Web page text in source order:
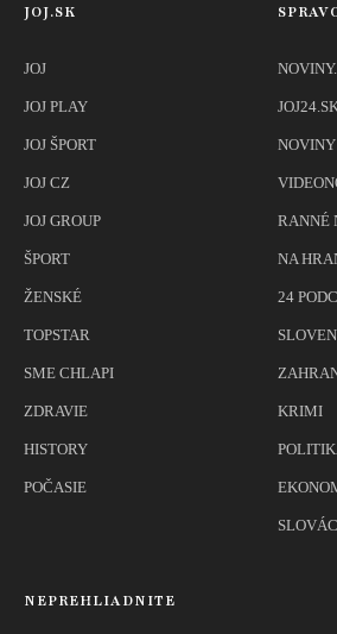
JOJ.SK
JOJ
JOJ PLAY
JOJ ŠPORT
JOJ CZ
JOJ GROUP
ŠPORT
ŽENSKÉ
TOPSTAR
SME CHLAPI
ZDRAVIE
HISTORY
POČASIE
RANNÉ
NA
24
KRIMI
NEPREHLIADNITE